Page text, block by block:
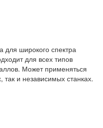
для широкого спектра
для всех типов
Может применяться
так и независимых станках.